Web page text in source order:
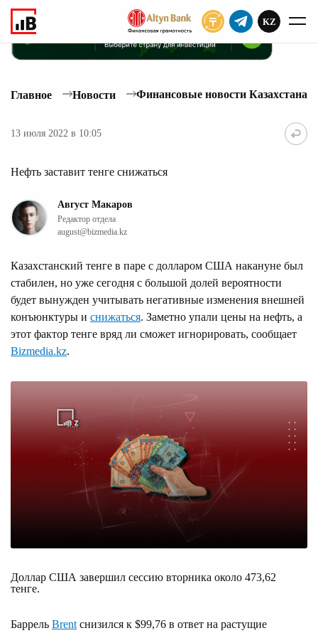
KZ
Главное Новости Финансовые новости Казахстана
13 июля 2022 в 10:05
Нефть заставит тенге снижаться
Август Макаров
Редактор отдела
august@bizmedia.kz
Казахстанский тенге в паре с долларом США накануне был
стабилен, но уже сегодня с большой долей вероятности
будет вынужден учитывать негативные изменения внешней
конъюнктуры и снижаться. Заметно упали цены на нефть, а
этот фактор тенге вряд ли сможет игнорировать, сообщает
Bizmedia.kz.
Доллар США завершил сессию вторника около 473,62
тенге.
Баррель Brent снизился к $99,76 в ответ на растущие